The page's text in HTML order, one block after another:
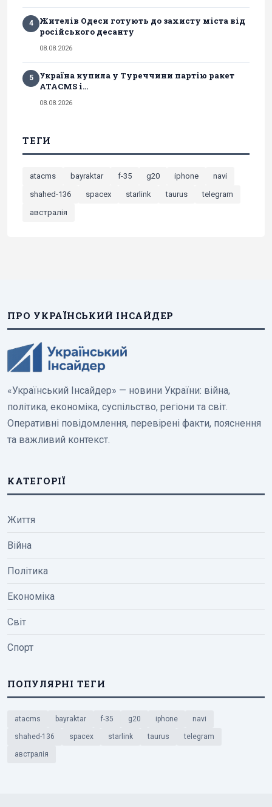
4
Жителів Одеси готують до захисту міста від
російського десанту
08.08.2026
5
Україна купила у Туреччини партію ракет
ATACMS і...
08.08.2026
ТЕГИ
atacms bayraktar f-35 g20 iphone
navi
shahed-136
spacex starlink taurus
telegram
австралія
ПРО УКРАЇНСЬКИЙ ІНСАЙДЕР
«Український Інсайдер» — новини України: війна,
політика, економіка, суспільство, регіони та світ.
Оперативні повідомлення, перевірені факти, пояснення
та важливий контекст.
КАТЕГОРІЇ
Життя
Війна
Політика
Економіка
Світ
Спорт
ПОПУЛЯРНІ ТЕГИ
atacms bayraktar f-35 g20 iphone navi
shahed-136 spacex starlink taurus telegram
австралія